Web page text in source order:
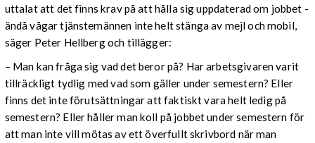
uttalat att det finns krav på att hålla sig uppdaterad om jobbet -
ändå vågar tjänstemännen inte helt stänga av mejl och mobil,
säger Peter Hellberg och tillägger:
– Man kan fråga sig vad det beror på? Har arbetsgivaren varit
tillräckligt tydlig med vad som gäller under semestern? Eller
finns det inte förutsättningar att faktiskt vara helt ledig på
semestern? Eller håller man koll på jobbet under semestern för
att man inte vill mötas av ett överfullt skrivbord när man